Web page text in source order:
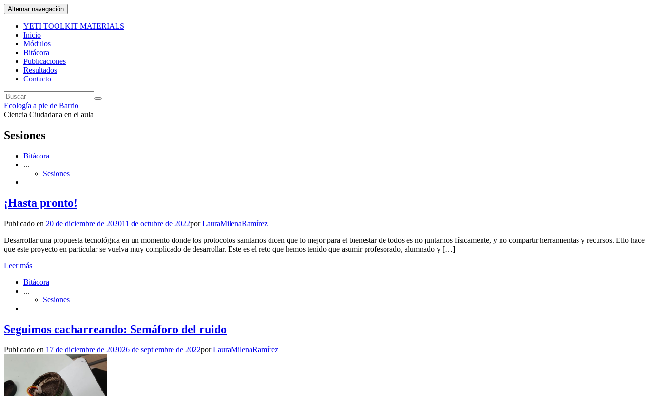
Alternar navegación
YETI TOOLKIT MATERIALS
Inicio
Módulos
Bitácora
Publicaciones
Resultados
Contacto
Ecología a pie de Barrio
Ciencia Ciudadana en el aula
Sesiones
Bitácora
...
Sesiones
¡Hasta pronto!
Publicado en 20 de diciembre de 202011 de octubre de 2022porLauraMilenaRamírez
Desarrollar una propuesta tecnológica en un momento donde los protocolos sanitarios dicen que lo mejor para el bienestar de todos es no juntarnos físicamente, y no compartir herramientas y recursos. Ello hace
que este proyecto en particular se vuelva muy complicado de desarrollar. Este es el reto que hemos tenido que asumir profesorado, alumnado y […]
Leer más
Bitácora
...
Sesiones
Seguimos cacharreando: Semáforo del ruido
Publicado en 17 de diciembre de 202026 de septiembre de 2022porLauraMilenaRamírez